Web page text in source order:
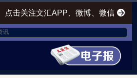
点击关注文汇APP、微博、微信